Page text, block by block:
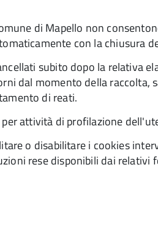
di Mapello non
con la chiusura
subito dopo la relativa
dal momento della raccolta,
di reati.
attività di profilazione
o disabilitare i cookies
rese disponibili dai